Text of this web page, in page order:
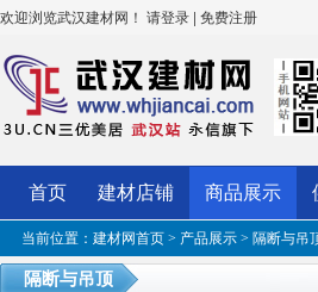
欢迎浏览武汉建材网！ 请登录 | 免费注册
首页 建材店铺 商品展示
当前位置： 建材网首页 > 产品展示 > 隔断与吊
隔断与吊顶